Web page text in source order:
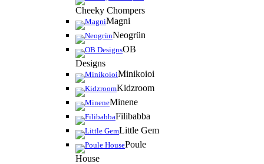
Cheeky Chompers
Magni
Neogrün
OB
Designs
Minikoioi
Kidzroom
Minene
Filibabba
Little Gem
Poule
House